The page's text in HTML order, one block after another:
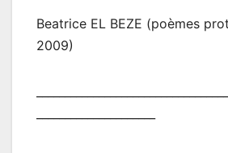
Beatrice EL BEZE (poèmes
2009)